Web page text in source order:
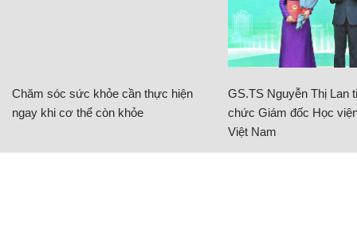
Chăm sóc sức khỏe cần thực hiện
ngay khi cơ thể còn khỏe
GS.TS Nguyễn Thị Lan
chức Giám đốc Học
Việt Nam